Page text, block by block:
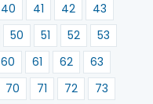
40 41 42
43
50 51 52
53
60 61 62
63
70 71 72
73